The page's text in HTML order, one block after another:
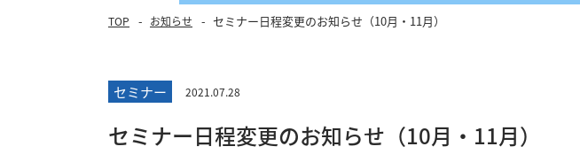
TOP お知らせ セミナー日程変更のお知らせ（10月・11月）
セミナー 2021.07.28
セミナー日程変更のお知らせ（10月・11月）